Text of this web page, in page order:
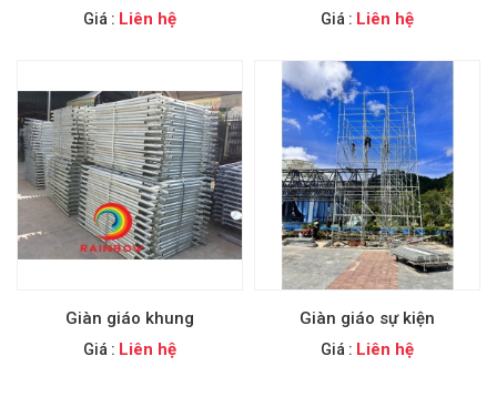
Giá : Liên hệ Giá : Liên hệ
Giàn giáo khung
Giá : Liên hệ
Giàn giáo sự kiện
Giá : Liên hệ